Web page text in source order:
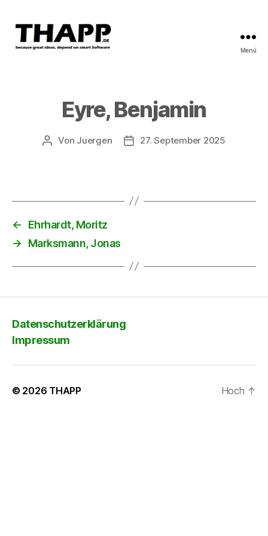
Menü
Eyre, Benjamin
Beitragsautor
Von Juergen Beitragsdatum
27. September 2025
←
Ehrhardt, Moritz
→
Marksmann, Jonas
Datenschutzerklärung
Impressum
© 2026 THAPP Hoch ↑